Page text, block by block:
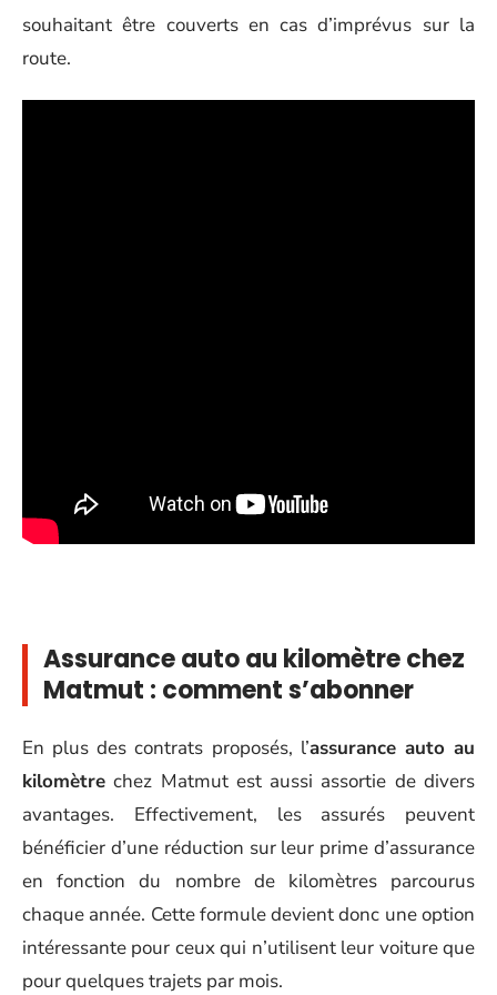
souhaitant être couverts en cas d’imprévus sur la
route.
Assurance auto au kilomètre chez
Matmut : comment s’abonner
En plus des contrats proposés, l’assurance auto au
kilomètre chez Matmut est aussi assortie de divers
avantages. Effectivement, les assurés peuvent
bénéficier d’une réduction sur leur prime d’assurance
en fonction du nombre de kilomètres parcourus
chaque année. Cette formule devient donc une option
intéressante pour ceux qui n’utilisent leur voiture que
pour quelques trajets par mois.